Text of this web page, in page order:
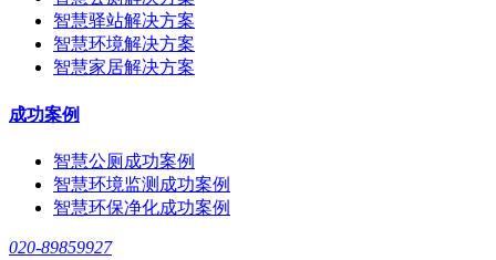
智慧驿站解决方案
智慧环境解决方案
智慧家居解决方案
成功案例
智慧公厕成功案例
智慧环境监测成功案例
智慧环保净化成功案例
020-89859927